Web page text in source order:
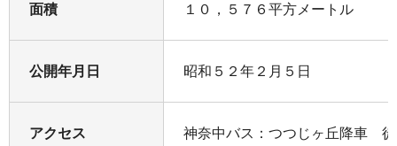
面積 １０，５７６平方メートル
公開年月日 昭和５２年２月５日
アクセス
神奈中バス：つつじヶ丘降車